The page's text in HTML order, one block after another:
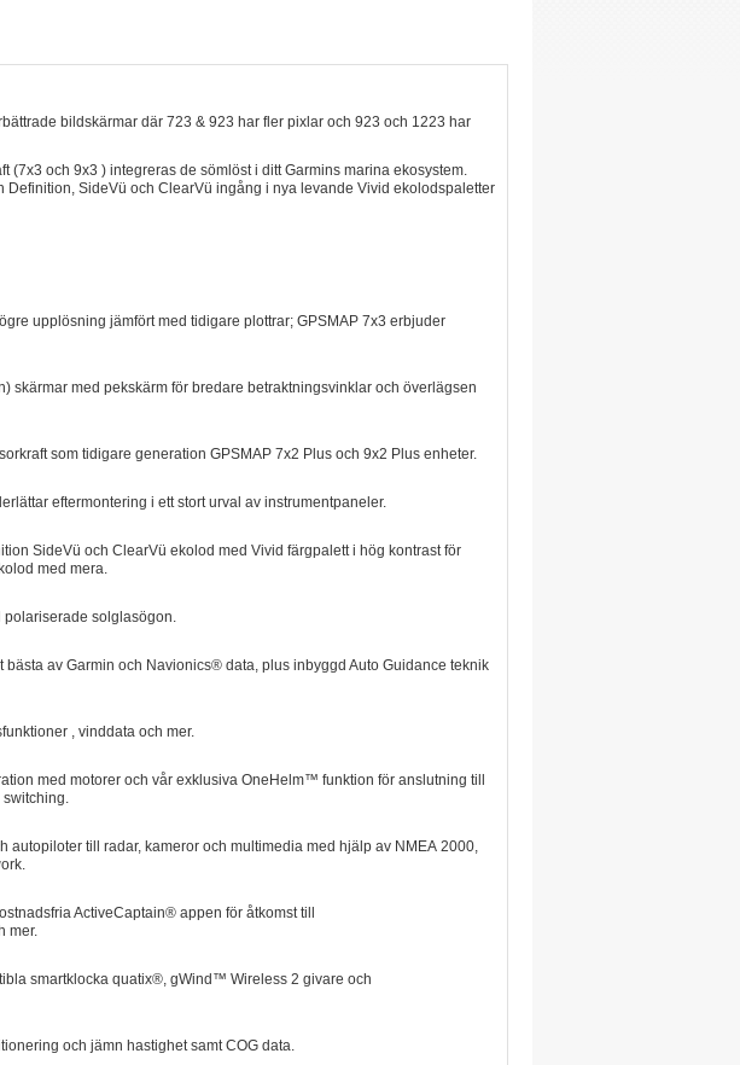
bildskärmar där 723 & 923 har fler pixlar och 923 och 1223 har
(7x3 och 9x3 ) integreras de sömlöst i ditt Garmins marina ekosystem.
SideVü och ClearVü ingång i nya levande Vivid ekolodspaletter
upplösning jämfört med tidigare plottrar; GPSMAP 7x3 erbjuder
skärmar med pekskärm för bredare betraktningsvinklar och överlägsen
som tidigare generation GPSMAP 7x2 Plus och 9x2 Plus enheter.
eftermontering i ett stort urval av instrumentpaneler.
SideVü och ClearVü ekolod med Vivid färgpalett i hög kontrast för
med mera.
polariserade solglasögon.
av Garmin och Navionics® data, plus inbyggd Auto Guidance teknik
, vinddata och mer.
med motorer och vår exklusiva OneHelm™ funktion för anslutning till
autopiloter till radar, kameror och multimedia med hjälp av NMEA 2000,
ActiveCaptain® appen för åtkomst till
mer.
smartklocka quatix®, gWind™ Wireless 2 givare och
och jämn hastighet samt COG data.